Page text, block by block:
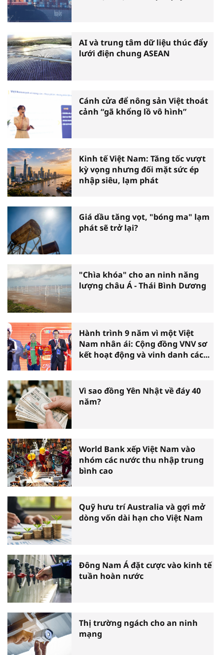
AI và trung tâm dữ liệu thúc đẩy
lưới điện chung ASEAN
Cánh cửa để nông sản Việt thoát
cảnh “gã khổng lồ vô hình”
Kinh tế Việt Nam: Tăng tốc vượt
kỳ vọng nhưng đối mặt sức ép
nhập siêu, lạm phát
Giá dầu tăng vọt, "bóng ma" lạm
phát sẽ trở lại?
"Chìa khóa" cho an ninh năng
lượng châu Á - Thái Bình Dương
Hành trình 9 năm vì một Việt
Nam nhân ái: Cộng đồng VNV sơ
kết hoạt động và vinh danh các
Vì sao đồng Yên Nhật về đáy 40
năm?
World Bank xếp Việt Nam vào
nhóm các nước thu nhập trung
bình cao
Quỹ hưu trí Australia và gợi mở
dòng vốn dài hạn cho Việt Nam
Đông Nam Á đặt cược vào kinh tế
tuần hoàn nước
Thị trường ngách cho an ninh
mạng